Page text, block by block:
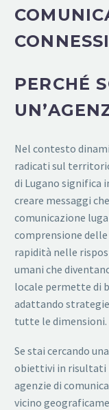
PERCHÉ
Nel contesto
radicati sul
di Lugano significa
creare messaggi
comunicazione
comprensione
rapidità nelle
umani che
locale permette di
adattando
tutte le dimensioni.
Se stai cercando
obiettivi in risultati
agenzie di
vicino